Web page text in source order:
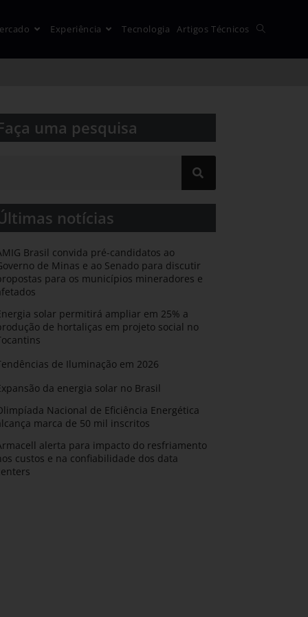
Experiência Tecnologia Artigos Técnicos
uma pesquisa​​
notícias
Brasil convida pré-candidatos ao
de Minas e ao Senado para discutir
para os municípios mineradores e
solar permitirá ampliar em 25% a
de hortaliças em projeto social no
de Iluminação em 2026
da energia solar no Brasil
Nacional de Eficiência Energética
marca de 50 mil inscritos
alerta para impacto do resfriamento
custos e na confiabilidade dos data